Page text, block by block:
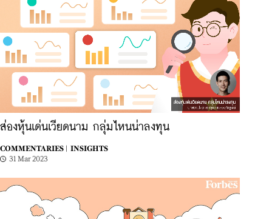
ส่องหุ้นเด่นเวียดนาม กลุ่มไหนน่าลงทุน
COMMENTARIES |
INSIGHTS
31 Mar 2023